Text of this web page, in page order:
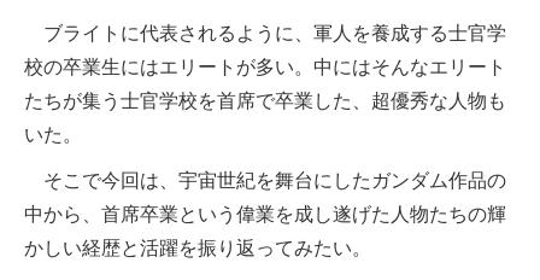
ブライトに代表されるように、軍人を養成する士官学
校の卒業生にはエリートが多い。中にはそんなエリート
たちが集う士官学校を首席で卒業した、超優秀な人物も
いた。
そこで今回は、宇宙世紀を舞台にしたガンダム作品の
中から、首席卒業という偉業を成し遂げた人物たちの輝
かしい経歴と活躍を振り返ってみたい。